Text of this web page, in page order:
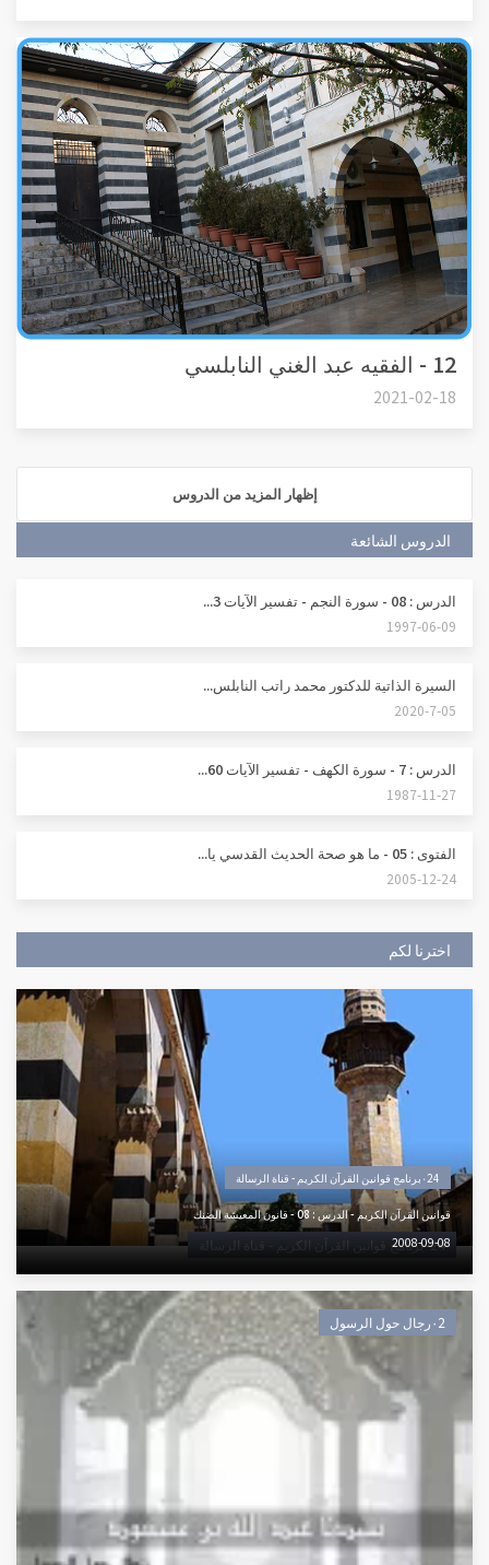
12 - الفقيه عبد الغني النابلسي
2021-02-18
إظهار المزيد من الدروس
الدروس الشائعة
الدرس : 08 - سورة النجم - تفسير الآيات 3...
1997-06-09
السيرة الذاتية للدكتور محمد راتب النابلس...
2020-7-05
الدرس : 7 - سورة الكهف - تفسير الآيات 60...
1987-11-27
الفتوى : 05 - ما هو صحة الحديث القدسي يا...
2005-12-24
اخترنا لكم
٠24برنامج قوانين القرآن الكريم - قناة الرسالة
٠24برنامج قوانين القرآن الكريم - قناة الرسالة
قوانين القرآن الكريم - الدرس : 08 - قانون المعيشة الضنك
2008-09-08
٠2رجال حول الرسول